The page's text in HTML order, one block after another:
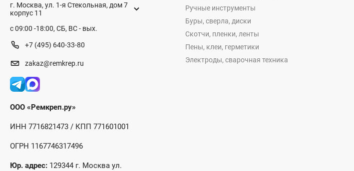
г. Москва, ул. 1-я Стекольная, дом 7
корпус 11
с 09:00 -18:00, СБ, ВС - вых.
+7 (495) 640-33-80
zakaz@remkrep.ru
ООО «Ремкреп.ру»
ИНН 7716821473 / КПП 771601001
ОГРН 1167746317496
Юр. адрес: 129344 г. Москва ул.
Ручные инструменты
Буры, сверла, диски
Скотчи, пленки, ленты
Пены, клеи, герметики
Электроды, сварочная техника